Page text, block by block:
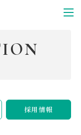
採用情報